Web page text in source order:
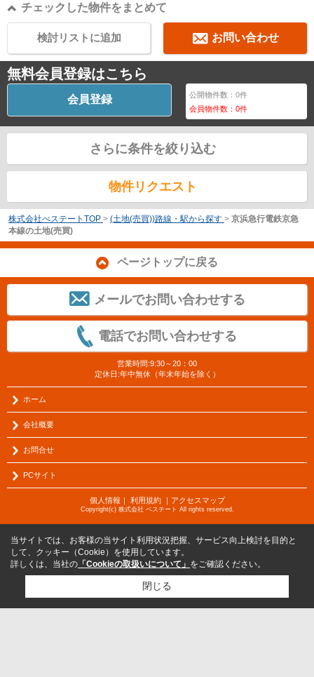
チェックした物件をまとめて
お問い合わせ
検討リストに追加
無料会員登録はこちら
会員登録 公開物件数：0件
会員物件数：0件
さらに条件を絞り込む
物件リクエスト
株式会社べステートTOP > (土地(売買))路線・駅から探す > 京浜急行電鉄京急
本線の土地(売買)
ページトップに戻る
メールでお問い合わせする
電話でお問い合わせする
営業時間:9:30～20：00
定休日:年中無休（年末年始を除く）
ホーム
会社概要
お問合せ
PCサイト
個人情報 ｜ 利用規約｜ アクセスマップ
Copyright(c) 株式会社 ベステート All rights reserved.
当サイトでは、お客様の当サイト利用状況把握、サービス向上検討を目的と
して、クッキー（Cookie）を使用しています。
詳しくは、当社の 「Cookieの取扱いについて」 をご確認ください。
閉じる